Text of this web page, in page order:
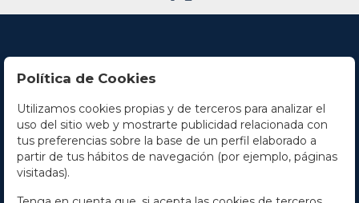
Contacto
Horario
La empresa
Política de Cookies
Utilizamos cookies propias y de terceros para analizar el
uso del sitio web y mostrarte publicidad relacionada con
tus preferencias sobre la base de un perfil elaborado a
partir de tus hábitos de navegación (por ejemplo, páginas
visitadas).